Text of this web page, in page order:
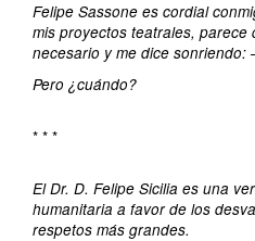
Felipe Sassone es cordial
mis proyectos teatrales, parece
necesario y me dice
Pero ¿cuándo?
* * *
El Dr. D. Felipe Sicilia es una
humanitaria a favor de los
respetos más grandes.